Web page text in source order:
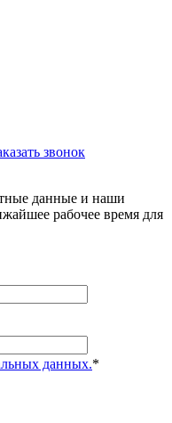
звонок
данные и наши
рабочее время для
данных.*